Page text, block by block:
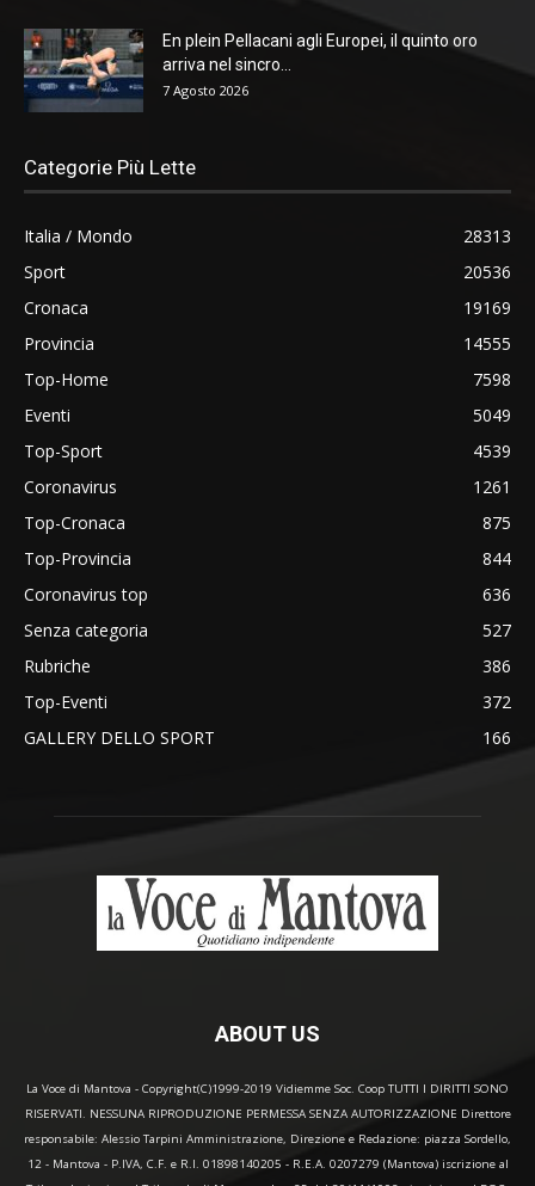
En plein Pellacani agli Europei, il quinto oro
arriva nel sincro...
7 Agosto 2026
Categorie Più Lette
Italia / Mondo
28313
Sport
20536
Cronaca
19169
Provincia
14555
Top-Home
7598
Eventi
5049
Top-Sport
4539
Coronavirus
1261
Top-Cronaca
875
Top-Provincia
844
Coronavirus top
636
Senza categoria
527
Rubriche
386
Top-Eventi
372
GALLERY DELLO SPORT
166
ABOUT US
La Voce di Mantova - Copyright(C)1999-2019 Vidiemme Soc. Coop TUTTI I DIRITTI SONO
RISERVATI. NESSUNA RIPRODUZIONE PERMESSA SENZA AUTORIZZAZIONE Direttore
responsabile: Alessio Tarpini Amministrazione, Direzione e Redazione: piazza Sordello,
12 - Mantova - P.IVA, C.F. e R.I. 01898140205 - R.E.A. 0207279 (Mantova) iscrizione al